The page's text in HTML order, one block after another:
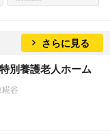
さらに見る
別養護老人ホーム
谷